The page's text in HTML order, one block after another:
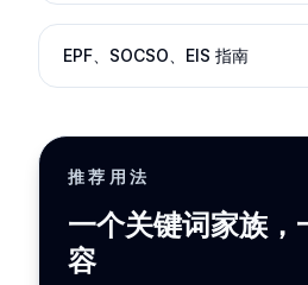
EPF、SOCSO、EIS 指南
推荐用法
一个关键词家族，
容